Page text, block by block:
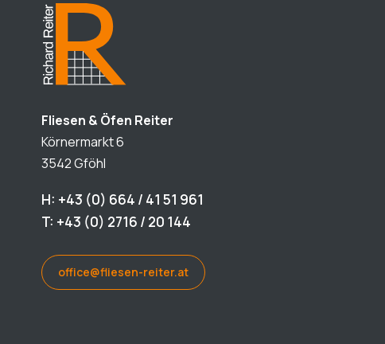
Fliesen & Öfen Reiter
Körnermarkt 6
3542 Gföhl
H: +43 (0) 664 / 41 51 961
T: +43 (0) 2716 / 20 144
office@fliesen-reiter.at